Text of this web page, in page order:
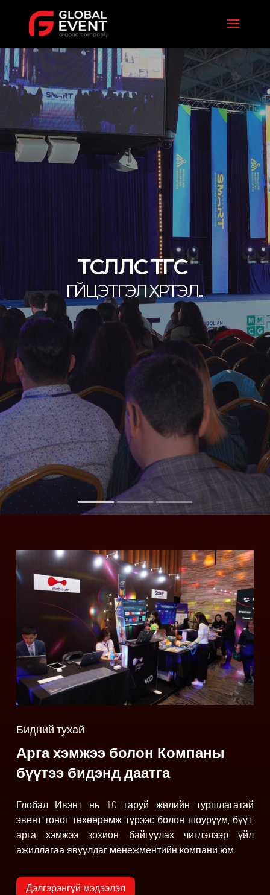
ГЙЦЭТГЭЛХРТЭЛ...
ТСЛЛСТГС
Бидний тухай
Арга хэмжээ болон Компаны
бүүтээ бидэнд даатга
Глобал Ивэнт нь 10 гаруй жилийн туршлагатай
эвент тоног төхөөрөмж түрээс болон шоурүүм, бүүт,
арга хэмжээ зохион байгуулах чиглэлээр үйл
ажиллагаа явуулдаг менежментийн компани юм.
Дэлгэрэнгүй мэдээлэл